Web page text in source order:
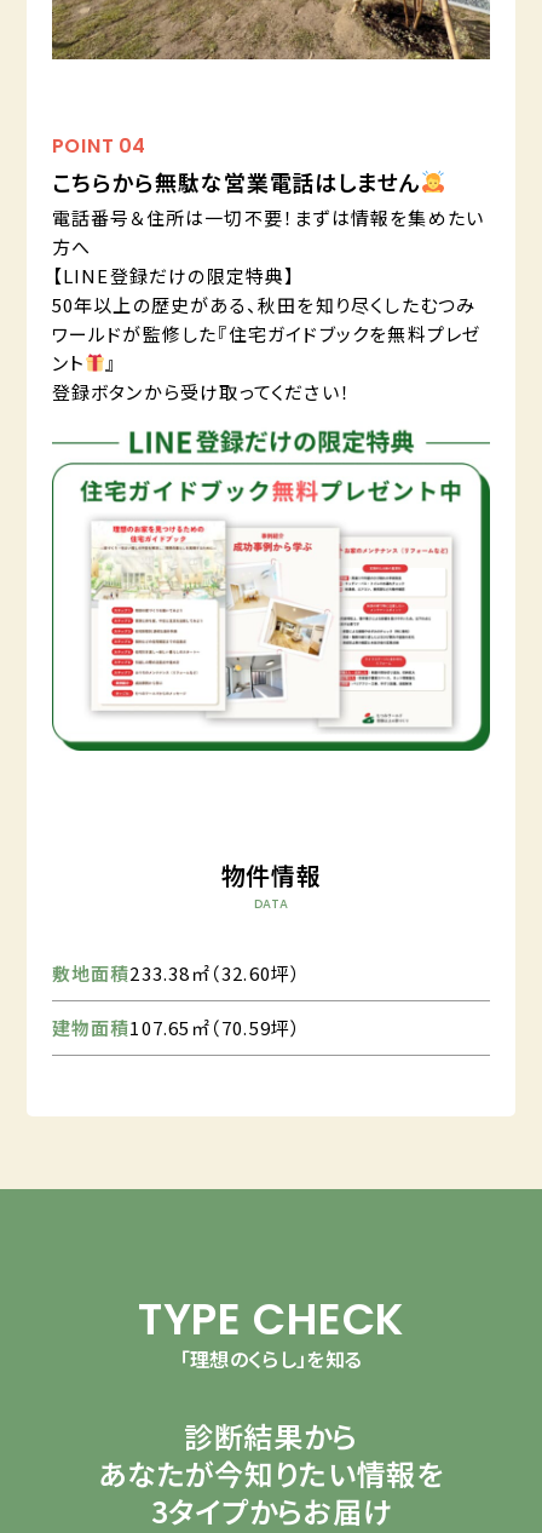
POINT 04
こちらから無駄な営業電話はしません
電話番号＆住所は一切不要！まずは情報を集めたい
方へ
【LINE登録だけの限定特典】
50年以上の歴史がある、秋田を知り尽くしたむつみ
ワールドが監修した『住宅ガイドブックを無料プレゼ
ント
』
登録ボタンから受け取ってください！
物件情報
DATA
敷地面積233.38㎡（32.60坪）
建物面積107.65㎡（70.59坪）
TYPE CHECK
「理想のくらし」を知る
診断結果から
あなたが今知りたい情報を
3タイプからお届け